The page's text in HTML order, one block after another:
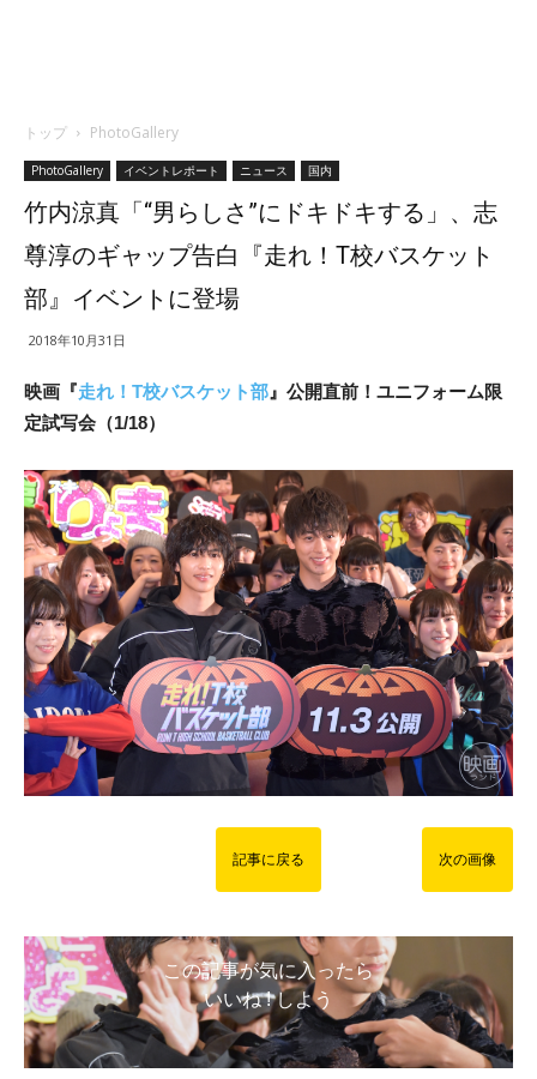
トップ PhotoGallery
PhotoGallery イベントレポート ニュース 国内
竹内涼真「“男らしさ”にドキドキする」、志
尊淳のギャップ告白『走れ！T校バスケット
部』イベントに登場
2018年10月31日
映画『走れ！T校バスケット部 』公開直前！ユニフォーム限
定試写会（1/18）
記事に戻る 次の画像
この記事が気に入ったら
いいね ! しよう